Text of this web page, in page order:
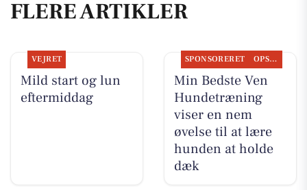
FLERE ARTIKLER
VEJRET
Mild start og lun
eftermiddag
SPONSORERET OPSLAGSTAVLEN
Min Bedste Ven
Hundetræning
viser en nem
øvelse til at lære
hunden at holde
dæk